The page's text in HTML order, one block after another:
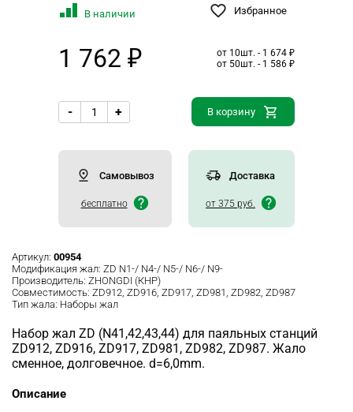
В наличии Избранное
1 762 ₽
от 10шт. - 1 674 ₽
от 50шт. - 1 586 ₽
- + В корзину
Самовывоз
бесплатно
Доставка
от 375 руб.
Артикул: 00954
Модификация жал: ZD N1-/ N4-/ N5-/ N6-/ N9-
Производитель: ZHONGDI (КНР)
Совместимость: ZD912, ZD916, ZD917, ZD981, ZD982, ZD987
Тип жала: Наборы жал
Набор жал ZD (N41,42,43,44) для паяльных станций
ZD912, ZD916, ZD917, ZD981, ZD982, ZD987. Жало
сменное, долговечное. d=6,0mm.
Описание